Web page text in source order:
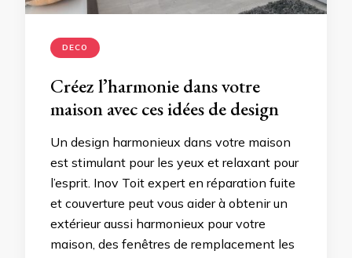
DECO
Créez l’harmonie dans votre
maison avec ces idées de design
Un design harmonieux dans votre maison
est stimulant pour les yeux et relaxant pour
l’esprit. Inov Toit expert en réparation fuite
et couverture peut vous aider à obtenir un
extérieur aussi harmonieux pour votre
maison, des fenêtres de remplacement les